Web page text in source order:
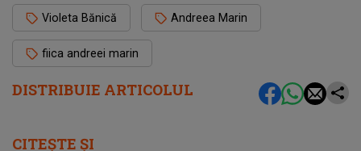
DISTRIBUIE ARTICOLUL
Violeta Bănică Andreea Marin
fiica andreei marin
CITEȘTE ȘI